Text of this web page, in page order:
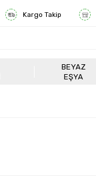
Kargo Takip
BEYAZ
EŞYA